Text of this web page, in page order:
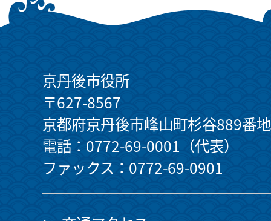
京丹後市役所
〒627-8567
京都府京丹後市峰山町杉谷889番地
電話：0772-69-0001（代表）
ファックス：0772-69-0901